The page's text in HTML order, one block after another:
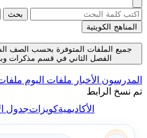
بحث
المناهج الكويتية
جميع الملفات المتوفرة بحسب الصف
الفصل الثاني في قسم مذكرات وبنوك حتى
المدرسون الأخبار ملفات اليوم
تم نسخ الرابط
الأكاديميةكويزاتجدول